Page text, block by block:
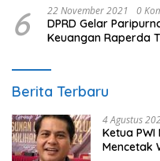
6 22 November 2021 0
DPRD Gelar
Keuangan Raperda
Berita Terbaru
4 Agustus
Ketua
Mencetak